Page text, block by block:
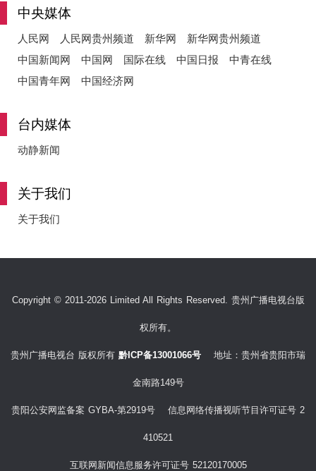
i
中央媒体
人民网 人民网贵州频道 新华网
新华网贵州频道
中国新闻网
中国网 国际在线 中国日报
中青在线
中国青年网
中国经济网
台内媒体
动静新闻
关于我们
关于我们
Copyright © 2011-2026 Limited All Rights Reserved. 贵州广播电视台版
权所有。
贵州广播电视台 版权所有 黔ICP备13001066号 地址：贵州省贵阳市瑞
金南路149号
贵阳公安网监备案 GYBA-第2919号 信息网络传播视听节目许可证号 2
410521
互联网新闻信息服务许可证号 52120170005